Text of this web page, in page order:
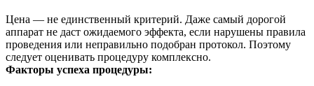
Цена — не единственный критерий. Даже самый дорогой
аппарат не даст ожидаемого эффекта, если нарушены правила
проведения или неправильно подобран протокол. Поэтому
следует оценивать процедуру комплексно.
Факторы успеха процедуры: